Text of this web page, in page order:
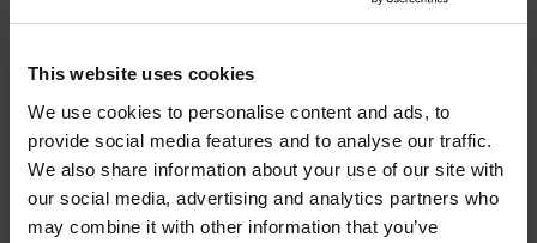
This website uses cookies
We use cookies to personalise content and ads, to
provide social media features and to analyse our traffic.
We also share information about your use of our site with
our social media, advertising and analytics partners who
may combine it with other information that you’ve
Pizzaiolo più veloce
2. Amendola Giuseppe
3. Iraci Andrea
Scarica la classifica completa della categoria
Pizzaiolo più veloce